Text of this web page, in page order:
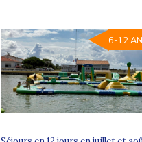
6-12